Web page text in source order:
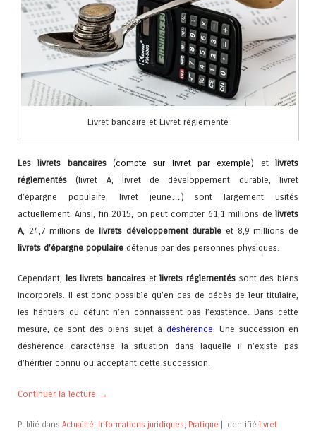
Livret bancaire et Livret réglementé
Les livrets bancaires(compte sur livret par exemple) etlivrets
réglementés (livret A, livret de développement durable, livret
d’épargne populaire, livret jeune…) sont largement usités
actuellement. Ainsi, fin 2015, on peut compter 61,1 millions de livrets
A, 24,7 millions de livrets développement durable et 8,9 millions de
livrets d’épargne populaire détenus par des personnes physiques.
Cependant, les livrets bancaires etlivrets réglementés sont des biens
incorporels. Il est donc possible qu’en cas de décès de leur titulaire,
les héritiers du défunt n’en connaissent pas l’existence. Dans cette
mesure, ce sont des biens sujet à déshérence. Une succession en
déshérence caractérise la situation dans laquelle il n’existe pas
d’héritier connu ou acceptant cette succession.
Continuer la lecture →
Publié dans Actualité Informations juridiques Pratique | Identifié livret